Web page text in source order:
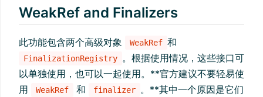
WeakRef and Finalizers
此功能包含两个高级对象 WeakRef 和
FinalizationRegistry 。根据使用情况，这些接口可
以单独使用，也可以一起使用。**官方建议不要轻易使
用
WeakRef 和 finalizer 。**其中一个原因是它们